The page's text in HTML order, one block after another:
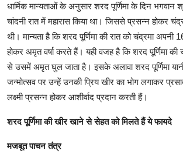
धार्मिक मान्यताओं के अनुसार शरद पूर्णिमा के दिन भगवान
चांदनी रात में महारास किया था। जिससे प्रसन्‍न होकर
थी। मान्‍यता है कि शरद पूर्णिमा की रात को चंद्रमा अपनी
होकर अमृत वर्षा करते हैं। यही वजह है कि शरद पूर्णिमा की
से उसमें अमृत घुल जाता है। इसके अलावा शरद पूर्णिमा
जन्‍मोत्‍सव पर उन्हें उनकी प्रिय खीर का भोग लगाकर
लक्ष्‍मी प्रसन्‍न होकर आशीर्वाद प्रदान करती हैं।
शरद पूर्णिमा की खीर खाने से सेहत को मिलते हैं ये फायदे
मजबूत पाचन तंत्र